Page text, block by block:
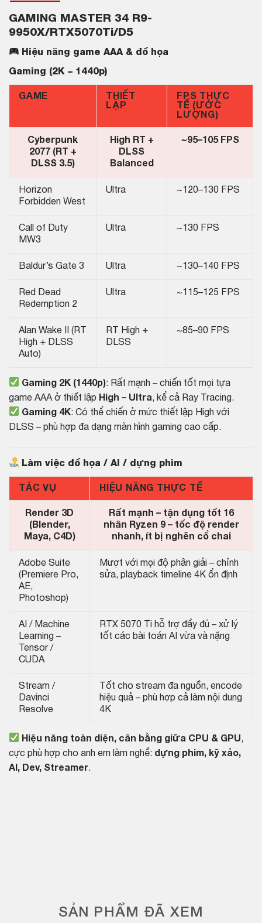
GAMING MASTER 34 R9-
9950X/RTX5070Ti/D5
Hiệu năng game AAA & đồ họa
Gaming (2K – 1440p)
GAME
THIẾT
LẬP
FPS THỰC
TẾ (ƯỚC
LƯỢNG)
Cyberpunk
2077 (RT +
DLSS 3.5)
High RT +
DLSS
Balanced
~95–105 FPS
Horizon
Forbidden West
Ultra ~120–130 FPS
Call of Duty
MW3
Ultra ~130 FPS
Baldur’s Gate 3 Ultra ~130–140 FPS
Red Dead
Redemption 2
Ultra ~115–125 FPS
Alan Wake II (RT
High + DLSS
Auto)
RT High +
DLSS
~85–90 FPS
Gaming 2K (1440p): Rất mạnh – chiến tốt mọi tựa
game AAA ở thiết lập High – Ultra, kể cả Ray Tracing.
Gaming 4K: Có thể chiến ở mức thiết lập High với
DLSS – phù hợp đa dạng màn hình gaming cao cấp.
Làm việc đồ họa / AI / dựng phim
TÁC VỤ HIỆU NĂNG THỰC TẾ
Render 3D
(Blender,
Maya, C4D)
Rất mạnh – tận dụng tốt 16
nhân Ryzen 9 – tốc độ render
nhanh, ít bị nghẽn cổ chai
Adobe Suite
(Premiere Pro,
AE,
Photoshop)
Mượt với mọi độ phân giải – chỉnh
sửa, playback timeline 4K ổn định
AI / Machine
Learning –
Tensor /
CUDA
RTX 5070 Ti hỗ trợ đầy đủ – xử lý
tốt các bài toán AI vừa và nặng
Stream /
Davinci
Resolve
Tốt cho stream đa nguồn, encode
hiệu quả – phù hợp cả làm nội dung
4K
Hiệu năng toàn diện, cân bằng giữa CPU & GPU,
cực phù hợp cho anh em làm nghề: dựng phim, kỹ xảo,
AI, Dev, Streamer.
SẢN PHẨM ĐÃ XEM